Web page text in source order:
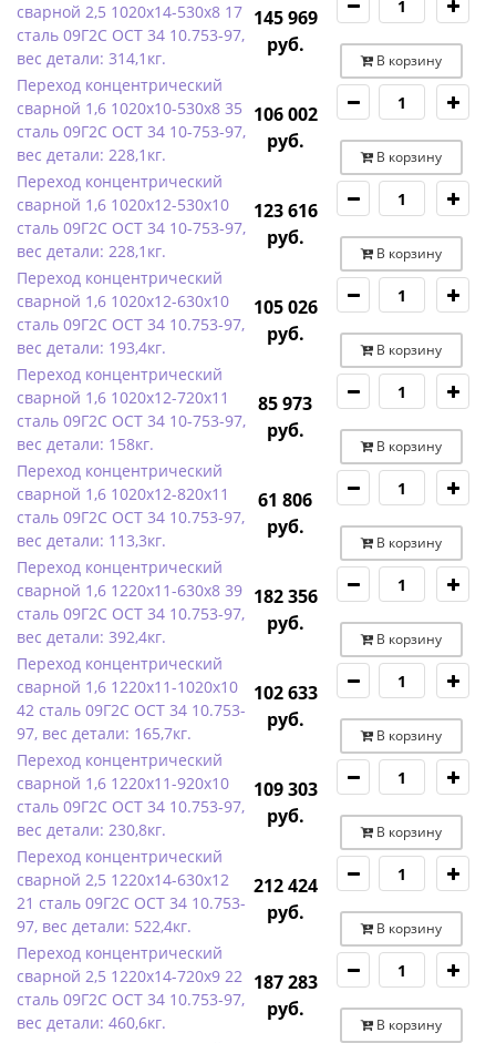
сварной 2,5 1020х14-530х8 17
сталь 09Г2С ОСТ 34 10.753-97,
вес детали: 314,1кг.
145 969
руб.
В корзину
Переход концентрический
сварной 1,6 1020х10-530х8 35
сталь 09Г2С ОСТ 34 10-753-97,
вес детали: 228,1кг.
106 002
руб.
В корзину
Переход концентрический
сварной 1,6 1020х12-530х10
сталь 09Г2С ОСТ 34 10-753-97,
вес детали: 228,1кг.
123 616
руб.
В корзину
Переход концентрический
сварной 1,6 1020х12-630х10
сталь 09Г2С ОСТ 34 10.753-97,
вес детали: 193,4кг.
105 026
руб.
В корзину
Переход концентрический
сварной 1,6 1020х12-720х11
сталь 09Г2С ОСТ 34 10-753-97,
вес детали: 158кг.
85 973
руб.
В корзину
Переход концентрический
сварной 1,6 1020х12-820х11
сталь 09Г2С ОСТ 34 10.753-97,
вес детали: 113,3кг.
61 806
руб.
В корзину
Переход концентрический
сварной 1,6 1220х11-630х8 39
сталь 09Г2С ОСТ 34 10.753-97,
вес детали: 392,4кг.
182 356
руб.
В корзину
Переход концентрический
сварной 1,6 1220х11-1020х10
42 сталь 09Г2С ОСТ 34 10.753-
97, вес детали: 165,7кг.
102 633
руб.
В корзину
Переход концентрический
сварной 1,6 1220х11-920х10
сталь 09Г2С ОСТ 34 10.753-97,
вес детали: 230,8кг.
109 303
руб.
В корзину
Переход концентрический
сварной 2,5 1220х14-630х12
21 сталь 09Г2С ОСТ 34 10.753-
97, вес детали: 522,4кг.
212 424
руб.
В корзину
Переход концентрический
сварной 2,5 1220х14-720х9 22
сталь 09Г2С ОСТ 34 10.753-97,
вес детали: 460,6кг.
187 283
руб.
В корзину